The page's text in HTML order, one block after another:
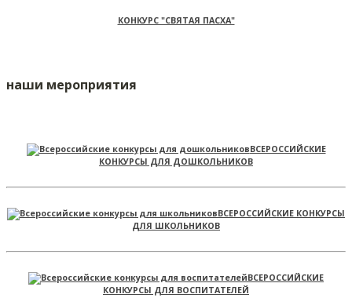
КОНКУРС "СВЯТАЯ ПАСХА"
наши мероприятия
ВСЕРОССИЙСКИЕ
КОНКУРСЫ ДЛЯ ДОШКОЛЬНИКОВ
ВСЕРОССИЙСКИЕ КОНКУРСЫ
ДЛЯ ШКОЛЬНИКОВ
ВСЕРОССИЙСКИЕ
КОНКУРСЫ ДЛЯ ВОСПИТАТЕЛЕЙ